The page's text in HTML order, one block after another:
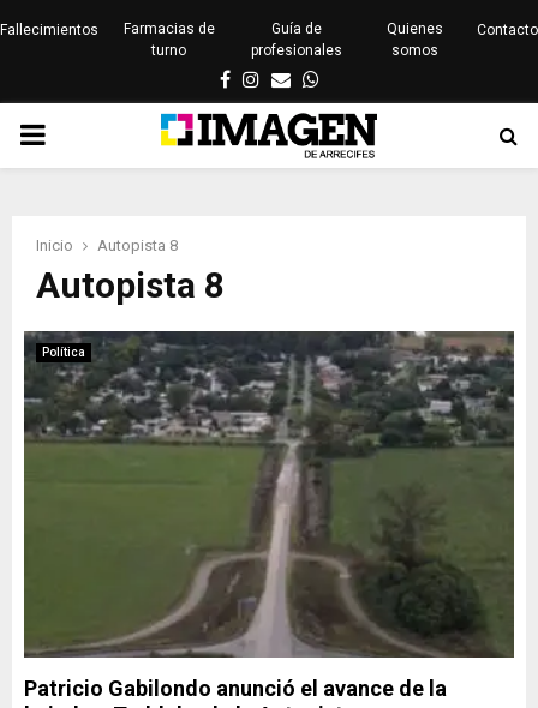
Fallecimientos
Farmacias de
turno
Guía de
profesionales
Quienes
somos
Contacto
Facebook
Instagram
EmailWhatsapp
PRIMARY
Inicio Autopista 8
Autopista 8
Política
Patricio Gabilondo anunció el avance de la